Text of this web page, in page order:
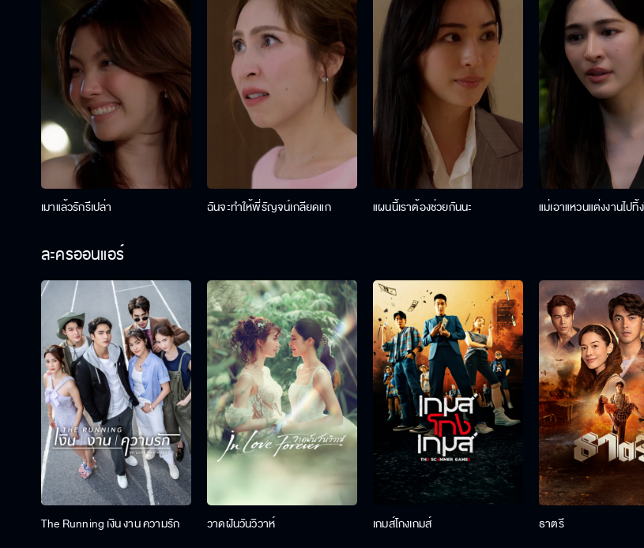
เมาแล้วรักรึเปล่า ฉันจะทำให้พี่รัญจน์เกลียดแก แผนนี้เราต้องช่วยกันนะ แม่เอาแหวนแต่งงานไปทิ้
ละครออนแอร์
The Running เงิน งาน ความรัก วาดฝันวันวิวาห์ เกมส์โกงเกมส์ ธาตรี